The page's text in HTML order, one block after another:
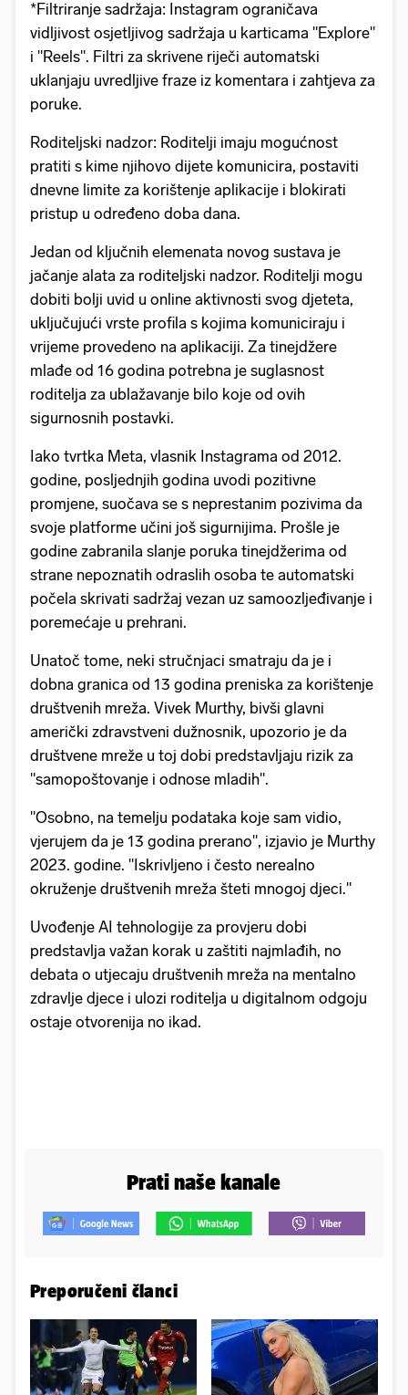
*Filtriranje sadržaja: Instagram ograničava
vidljivost osjetljivog sadržaja u karticama "Explore"
i "Reels". Filtri za skrivene riječi automatski
uklanjaju uvredljive fraze iz komentara i zahtjeva za
poruke.
Roditeljski nadzor: Roditelji imaju mogućnost
pratiti s kime njihovo dijete komunicira, postaviti
dnevne limite za korištenje aplikacije i blokirati
pristup u određeno doba dana.
Jedan od ključnih elemenata novog sustava je
jačanje alata za roditeljski nadzor. Roditelji mogu
dobiti bolji uvid u online aktivnosti svog djeteta,
uključujući vrste profila s kojima komuniciraju i
vrijeme provedeno na aplikaciji. Za tinejdžere
mlađe od 16 godina potrebna je suglasnost
roditelja za ublažavanje bilo koje od ovih
sigurnosnih postavki.
Iako tvrtka Meta, vlasnik Instagrama od 2012.
godine, posljednjih godina uvodi pozitivne
promjene, suočava se s neprestanim pozivima da
svoje platforme učini još sigurnijima. Prošle je
godine zabranila slanje poruka tinejdžerima od
strane nepoznatih odraslih osoba te automatski
počela skrivati sadržaj vezan uz samoozljeđivanje i
poremećaje u prehrani.
Unatoč tome, neki stručnjaci smatraju da je i
dobna granica od 13 godina preniska za korištenje
društvenih mreža. Vivek Murthy, bivši glavni
američki zdravstveni dužnosnik, upozorio je da
društvene mreže u toj dobi predstavljaju rizik za
"samopoštovanje i odnose mladih".
"Osobno, na temelju podataka koje sam vidio,
vjerujem da je 13 godina prerano", izjavio je Murthy
2023. godine. "Iskrivljeno i često nerealno
okruženje društvenih mreža šteti mnogoj djeci."
Uvođenje AI tehnologije za provjeru dobi
predstavlja važan korak u zaštiti najmlađih, no
debata o utjecaju društvenih mreža na mentalno
zdravlje djece i ulozi roditelja u digitalnom odgoju
ostaje otvorenija no ikad.
Prati naše kanale
Preporučeni članci